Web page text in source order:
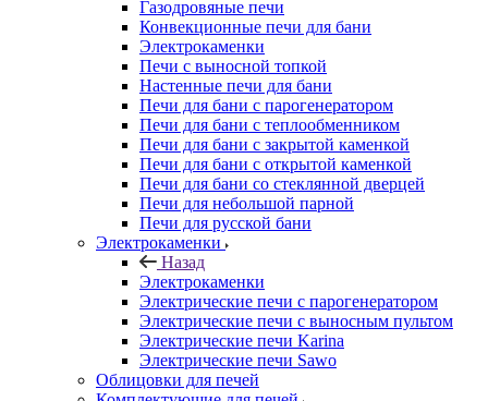
Газодровяные печи
Конвекционные печи для бани
Электрокаменки
Печи с выносной топкой
Настенные печи для бани
Печи для бани с парогенератором
Печи для бани с теплообменником
Печи для бани с закрытой каменкой
Печи для бани с открытой каменкой
Печи для бани со стеклянной дверцей
Печи для небольшой парной
Печи для русской бани
Электрокаменки
Назад
Электрокаменки
Электрические печи с парогенератором
Электрические печи с выносным пультом
Электрические печи Karina
Электрические печи Sawo
Облицовки для печей